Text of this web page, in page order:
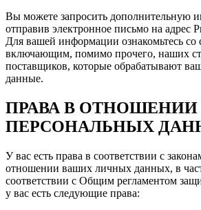
Вы можете запросить дополнительную
отправив электронное письмо на адрес
Для вашей информации ознакомьтесь со
включающим, помимо прочего, наших
поставщиков, которые обрабатывают
данные.
ПРАВА В
ПЕРСОНАЛЬНЫХ
У вас есть права в соответствии с
отношении ваших личных данных, в
соответствии с Общим регламентом
у вас есть следующие права: